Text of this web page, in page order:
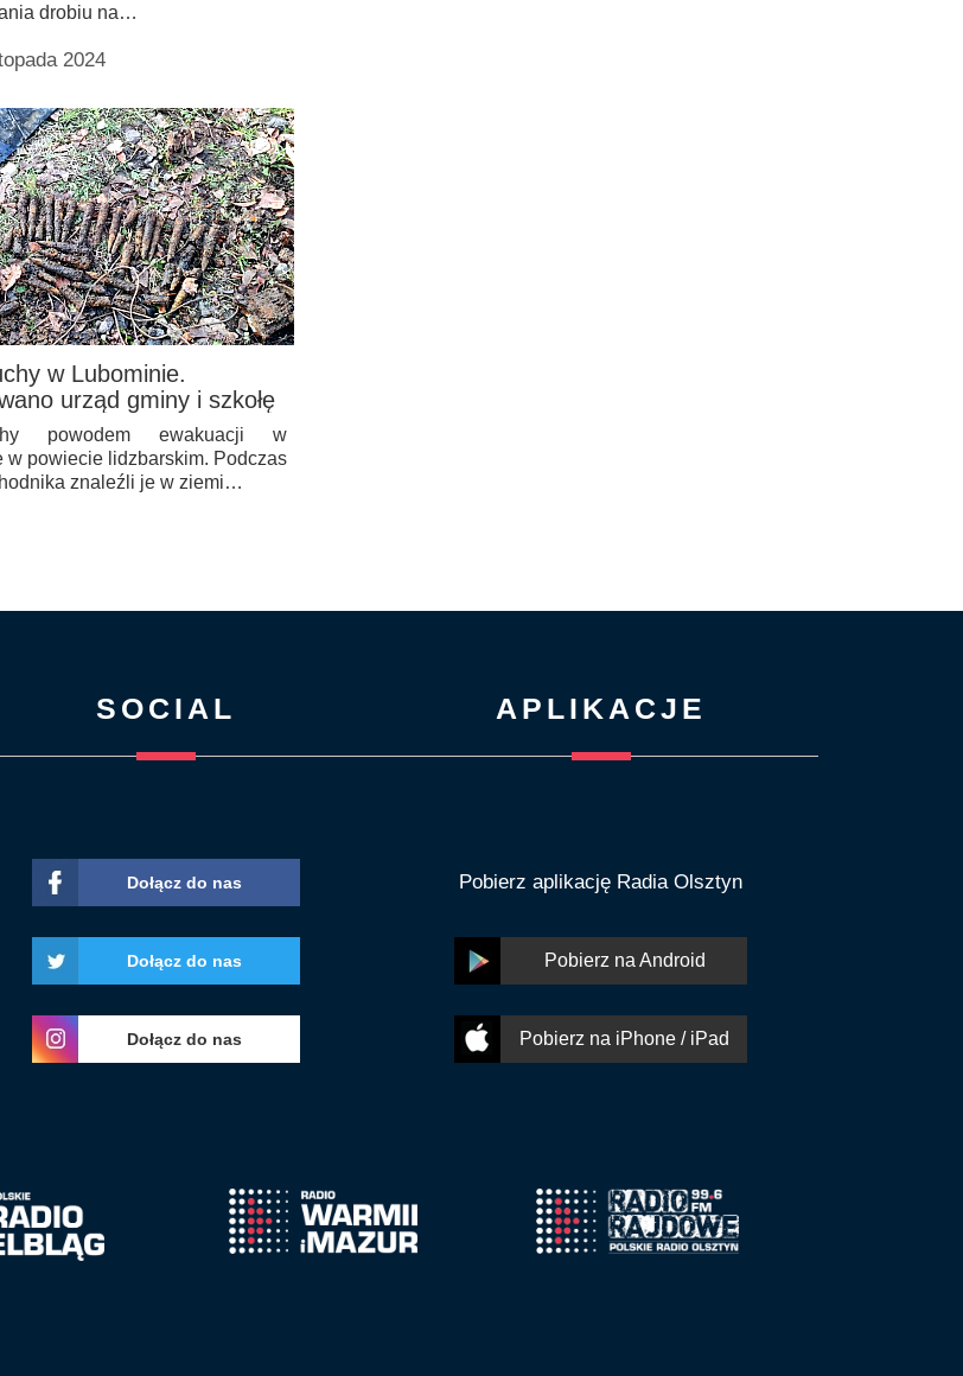
drobiu na…
2024
w Lubominie.
urząd gminy i szkołę
powodem ewakuacji w
w powiecie lidzbarskim. Podczas
znaleźli je w ziemi…
SOCIAL
Dołącz do nas
Dołącz do nas
Dołącz do nas
APLIKACJE
Pobierz aplikację Radia Olsztyn
Pobierz na Android
Pobierz na iPhone / iPad